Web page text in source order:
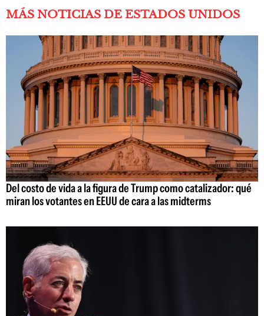
MÁS NOTICIAS DE ESTADOS UNIDOS
Del costo de vida a la figura de Trump como catalizador: qué
miran los votantes en EEUU de cara a las midterms